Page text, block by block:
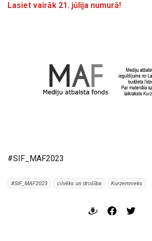
Lasiet vairāk 21. jūlija numurā!
#SIF_MAF2023
#SIF_MAF2023 cilvēks un drošība Kurzemnieks